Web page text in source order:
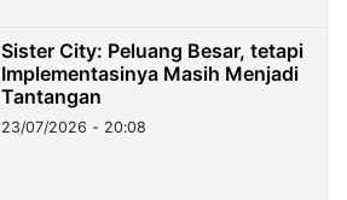
Sister City: Peluang Besar, tetapi
Implementasinya Masih Menjadi
Tantangan
23/07/2026 - 20:08